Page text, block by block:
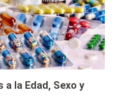
la Edad, Sexo y